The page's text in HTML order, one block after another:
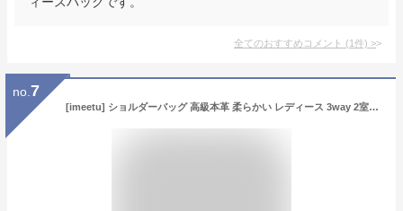
全てのおすすめコメント (1件) >
no. 7
[imeetu] ショルダーバッグ 高級本革 柔らかい レディース 3way 2室収納 ハンドバッグ 斜めがけ 肩がけ 手提げ 高見え 自立 底浜付き 軽量 おしゃれ 大容量 シンプル カジュアル 手持ち 人気 通勤（ウォーターグリーン）